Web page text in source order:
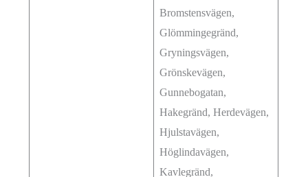
Bromstensvägen,
Glömmingegränd,
Gryningsvägen,
Grönskevägen,
Gunnebogatan,
Hakegränd, Herdevägen,
Hjulstavägen,
Höglindavägen,
Kavlegränd,